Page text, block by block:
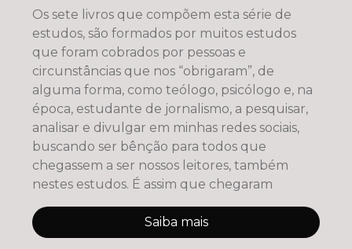
Os sete livros que compõem esta série de
estudos, são formados por muitos estudos
que foram cobrados por pessoas e
circunstâncias que nos “obrigaram”, de
alguma forma, como teólogo, psicólogo e, na
época, estudante de jornalismo, a pesquisar,
analisar e divulgar em minhas redes sociais,
buscando ser bênção para todos que
chegassem a ser nossos leitores, também
nestes estudos. É assim que chegaram
Saiba mais